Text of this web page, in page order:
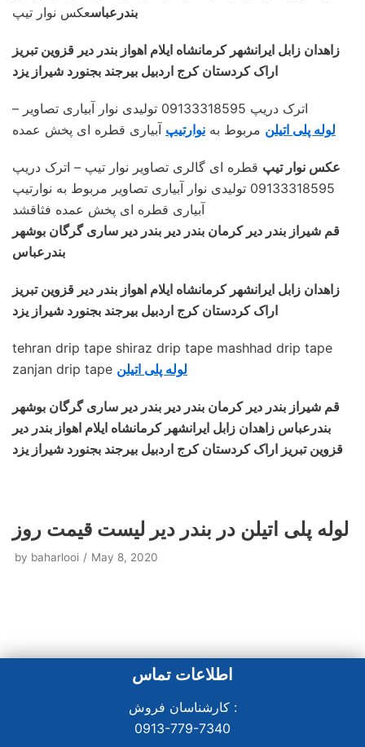
بندرعباسعکس نوار تیپ
زاهدان زابل ایرانشهر کرمانشاه ایلام اهواز بندر دیر قزوین تبریز
اراک کردستان کرج اردبیل بیرجند بجنورد شیراز یزد
– اترک دریپ 09133318595 تولیدی نوار آبیاری تصاویر
لوله پلی اتیلن مربوط به نوارتیپ آبیاری قطره ای پخش عمده
عکس نوار تیپ قطره ای گالری تصاویر نوار تیپ – اترک دریپ
09133318595 تولیدی نوار آبیاری تصاویر مربوط به نوارتیپ
آبیاری قطره ای پخش عمده فثاقشد
قم شیراز بندر دیر کرمان بندر دیر بندر دیر ساری گرگان بوشهر
بندرعباس
زاهدان زابل ایرانشهر کرمانشاه ایلام اهواز بندر دیر قزوین تبریز
اراک کردستان کرج اردبیل بیرجند بجنورد شیراز یزد
tehran drip tape shiraz drip tape mashhad drip tape
zanjan drip tape لوله پلی اتیلن
قم شیراز بندر دیر کرمان بندر دیر بندر دیر ساری گرگان بوشهر
بندرعباس زاهدان زابل ایرانشهر کرمانشاه ایلام اهواز بندر دیر
قزوین تبریز اراک کردستان کرج اردبیل بیرجند بجنورد شیراز یزد
لوله پلی اتیلن در بندر دیر لیست قیمت روز
by baharlooi May 8, 2020
اطلاعات تماس
کارشناسان فروش :
0913-779-7340